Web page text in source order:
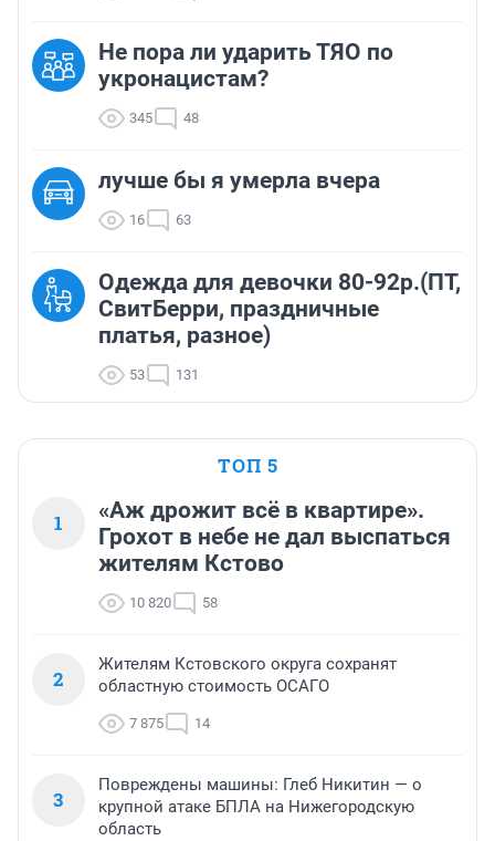
Не пора ли ударить ТЯО по
укронацистам?
345 48
лучше бы я умерла вчера
16 63
Одежда для девочки 80-92р.(ПТ,
СвитБерри, праздничные
платья, разное)
53 131
ТОП 5
1
«Аж дрожит всё в квартире».
Грохот в небе не дал выспаться
жителям Кстово
10 820 58
2
Жителям Кстовского округа сохранят
областную стоимость ОСАГО
7 875 14
3
Повреждены машины: Глеб Никитин — о
крупной атаке БПЛА на Нижегородскую
область